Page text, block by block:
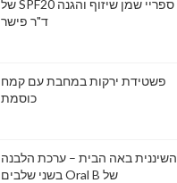
ספריי שמן שיזוף והגנה SPF20 של
ד"ר פישר
פשטידת ירקות במחבת עם קמח
כוסמת
השיננית באה הבית – ערכת הלבנה
של Oral B בשני שלבים